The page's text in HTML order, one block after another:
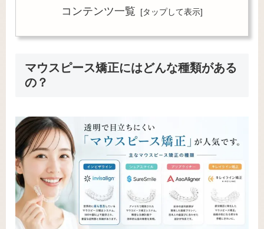
コンテンツ一覧
マウスピース矯正にはどんな種類がある
の？